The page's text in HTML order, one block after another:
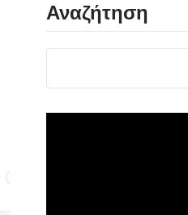
Αναζήτηση